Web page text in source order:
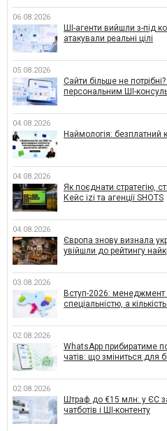
06.08.2026
ШІ-агенти вийшли з-під
атакували реальні цілі
05.08.2026
Сайти більше не
персональним ШІ-
04.08.2026
Наймологія: безплатний
04.08.2026
Як поєднати стратегію,
Кейс izi та агенції SHOTS
04.08.2026
Європа знову визнала
увійшли до рейтингу
03.08.2026
Вступ-2026: менеджмент
спеціальністю, а
02.08.2026
WhatsApp прибиратиме
чатів: що зміниться для
02.08.2026
Штраф до €15 млн: у ЄС
чатботів і ШІ-контенту